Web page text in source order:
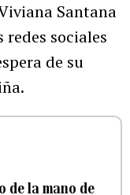
Santana
sociales
de su
de la mano de